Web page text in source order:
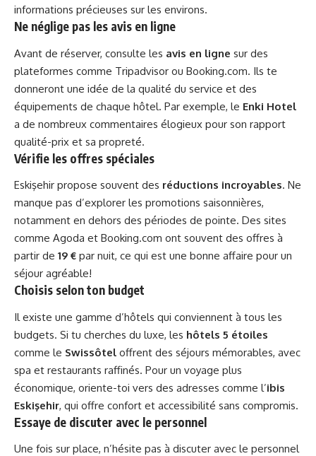
informations précieuses sur les environs.
Ne néglige pas les avis en ligne
Avant de réserver, consulte les avis en ligne sur des
plateformes comme Tripadvisor ou Booking.com. Ils te
donneront une idée de la qualité du service et des
équipements de chaque hôtel. Par exemple, le Enki Hotel
a de nombreux commentaires élogieux pour son rapport
qualité-prix et sa propreté.
Vérifie les offres spéciales
Eskişehir propose souvent des réductions incroyables. Ne
manque pas d’explorer les promotions saisonnières,
notamment en dehors des périodes de pointe. Des sites
comme Agoda et Booking.com ont souvent des offres à
partir de 19 € par nuit, ce qui est une bonne affaire pour un
séjour agréable!
Choisis selon ton budget
Il existe une gamme d’hôtels qui conviennent à tous les
budgets. Si tu cherches du luxe, les hôtels 5 étoiles
comme le Swissôtel offrent des séjours mémorables, avec
spa et restaurants raffinés. Pour un voyage plus
économique, oriente-toi vers des adresses comme l’ibis
Eskişehir, qui offre confort et accessibilité sans compromis.
Essaye de discuter avec le personnel
Une fois sur place, n’hésite pas à discuter avec le personnel